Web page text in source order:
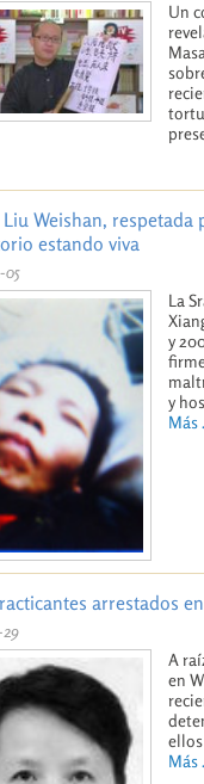
Un
Liu Weishan,
estando viva
05
La
y
y
Más
arrestados
29
A
en
Más